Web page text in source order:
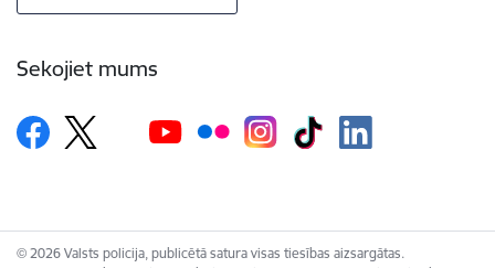
Sekojiet mums
© 2026 Valsts policija, publicētā satura visas tiesības aizsargātas.